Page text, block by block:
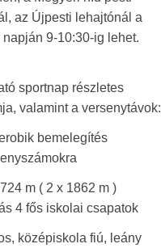
az Újpesti lehajtónál a
napján 9-10:30-ig lehet.
sportnap részletes
valamint a versenytávok:
bemelegítés
m ( 2 x 1862 m )
4 fős iskolai csapatok
középiskola fiú, leány